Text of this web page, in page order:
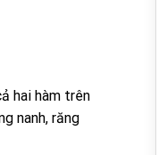
hai hàm trên
nanh, răng